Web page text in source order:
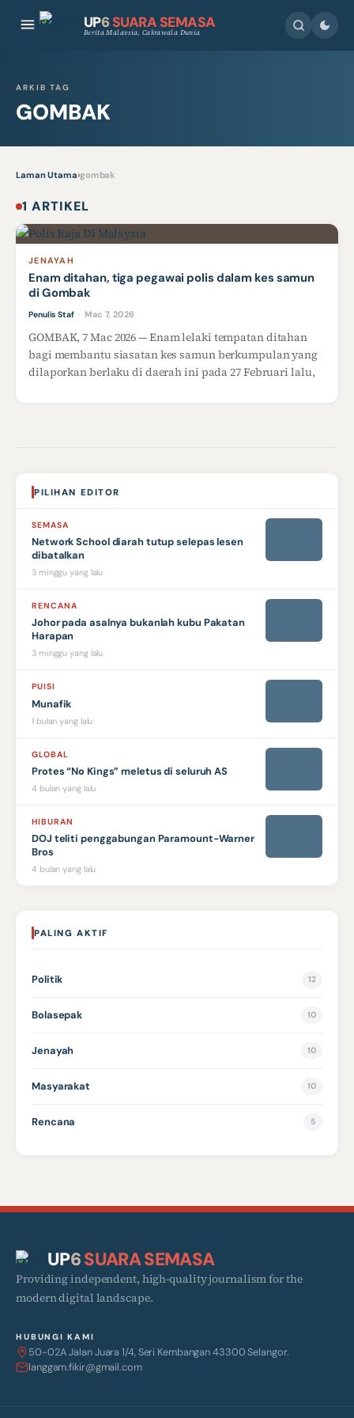
UP6 SUARA SEMASA
Berita Malaysia, Cakrawala Dunia
ARKIB TAG
GOMBAK
Laman Utama›gombak
1 ARTIKEL
JENAYAH
Enam ditahan, tiga pegawai polis dalam kes samun
di Gombak
Penulis Staf · Mac 7, 2026
GOMBAK, 7 Mac 2026 — Enam lelaki tempatan ditahan
bagi membantu siasatan kes samun berkumpulan yang
dilaporkan berlaku di daerah ini pada 27 Februari lalu,
PILIHAN EDITOR
SEMASA
Network School diarah tutup selepas lesen
dibatalkan
3 minggu yang lalu
RENCANA
Johor pada asalnya bukanlah kubu Pakatan
Harapan
3 minggu yang lalu
PUISI
Munafik
1 bulan yang lalu
GLOBAL
Protes “No Kings” meletus di seluruh AS
4 bulan yang lalu
HIBURAN
DOJ teliti penggabungan Paramount-Warner
Bros
4 bulan yang lalu
PALING AKTIF
Politik 12
Bolasepak 10
Jenayah 10
Masyarakat 10
Rencana 5
UP6SUARA SEMASA
Providing independent, high-quality journalism for the
modern digital landscape.
HUBUNGI KAMI
50-02A Jalan Juara 1/4, Seri Kembangan 43300 Selangor.
langgam.fikir@gmail.com